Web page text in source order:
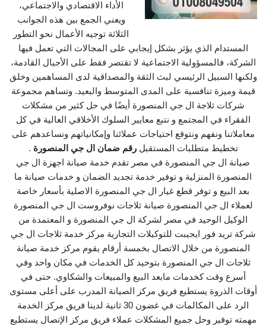
الأداء الاقتصادي والاجتماعي،
ويعني الجمع بين هذه الجوانب
الثلاثة توجيه الأعمال نحو التطور
المستدام الذي يؤثر بشكل إيجابي على المجالات التي تعمل فيها
الشركة، فالمسؤولية الاجتماعية لا تقتصر فقط على الأجيال القادمة،
ولكنها السبيل الرئيسي لبث الثقة والمصداقية لدى المساهمين وخلق
قيمة وميزة تنافسية على المدى المتوسط والبعيد. وتساهم مجموعة
شركات ثلاجة ال جي المنصورة أيضًا في حل كثير من مشكلات
الفقراء في المجتمع و نتبع معايير السلوك الأخلاقي العالية في كل
معاملاتنا ونفهم ونتوقع احتياجات عملائنا وإمكانياتهم ونساعدهم على
تخطيط متطلبات المستقبلرقم ضمان ال جي المنصورة .
صيانة ال جي المنصورة في مصر تقدم خدمة صيانة اجهزة ال جي
المنصورة المنزلية و توفير خدمة تجديد الضمان و خدمات صيانة ما
بعد البيع و توفر قطع غيار ال جي المنصورة الاصلية بأسعار خاصة
لعملاء ال جي المنصورة صيانة ثلاجات نوفروست ال جي المنصورة
الوكيل الوحيد في مصر لشركة ال جي المنصورة و المعتمدة من
شركة تريد فور ايجيبت للتوكيلات التجارية مركز خدمة ثلاجات ال جي
المنصورة من خلال الاتصال بخمسة أرقام يقوم مركز خدمة صيانة
ثلاجات ال جي المنصورة بتوحيد كل الخدمات في مكان واحد وفي
أسرع وقت كخدمات مابعد البيع والمبيعات والشكاوي. حتى في
أوقات الذروة يستطيع فريق مركز الصيانة المدرب على أعلى مستوى
الرد على المكالمات في غضون 30 ثانية لدينا فريق مركز الخدمة
مهمته توفير وحل جميع المشكلات عملاء فريق مركز الإتصال يستطيع